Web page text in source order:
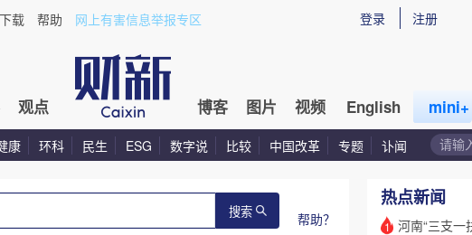
登录 注册
载 帮助 网上有害信息举报专区
观点 博客 图片 视频 English mini+
康 环科 民生 ESG 数字说 比较 中国改革 专题 讣闻
搜索 帮助？
热点新闻
1